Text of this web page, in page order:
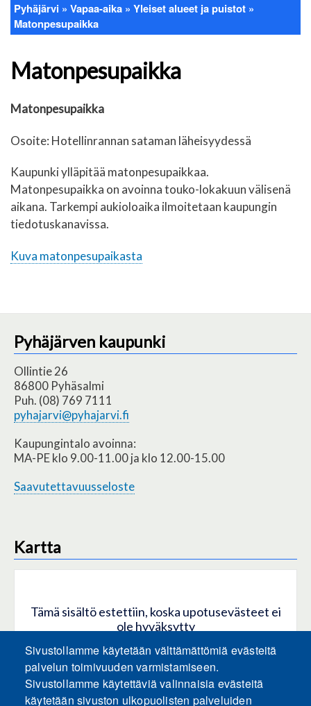
Murupolku
Pyhäjärvi Vapaa-aika
Yleiset alueet ja puistot
Matonpesupaikka
Matonpesupaikka
Matonpesupaikka
Osoite: Hotellinrannan sataman läheisyydessä
Kaupunki ylläpitää matonpesupaikkaa.
Matonpesupaikka on avoinna touko-lokakuun välisenä
aikana. Tarkempi aukioloaika ilmoitetaan kaupungin
tiedotuskanavissa.
Kuva matonpesupaikasta
Pyhäjärven kaupunki
Ollintie 26
86800 Pyhäsalmi
Puh. (08) 769 7111
pyhajarvi@pyhajarvi.fi
Kaupungintalo avoinna:
MA-PE klo 9.00-11.00 ja klo 12.00-15.00
Saavutettavuusseloste
Kartta
Tämä sisältö estettiin, koska upotusevästeet ei
ole hyväksytty
HYVÄKSY KAIKKI EVÄSTEET
Hyväksy vain upotusevästeet
Sivustollamme käytetään välttämättömiä evästeitä
palvelun toimivuuden varmistamiseen.
Sivustollamme käytettäviä valinnaisia evästeitä
käytetään sivuston ulkopuolisten palveluiden